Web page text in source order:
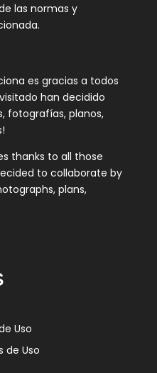
las normas y
es gracias a todos
han decidido
fotografías, planos,
thanks to all those
to collaborate by
plans,
Uso
de Uso